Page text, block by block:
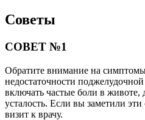
Советы
СОВЕТ №1
Обратите внимание на
недостаточности
включать частые боли в животе,
усталость. Если вы заметили
визит к врачу.